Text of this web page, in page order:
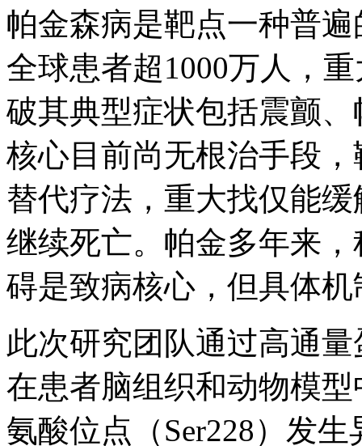
帕金森病是靶点一种普
全球患者超1000万人，
破其典型症状包括震颤
核心目前尚无根治手段
替代疗法，重大找仅能
继续死亡。帕金多年来
碍是致病核心，但具体
此次研究团队通过高通
在患者脑组织和动物模
氨酸位点（Ser228）发